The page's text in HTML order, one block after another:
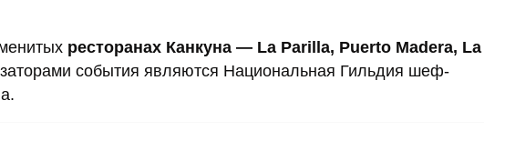
ресторанах Канкуна — La Parilla, Puerto Madera, La
события являются Национальная Гильдия шеф-